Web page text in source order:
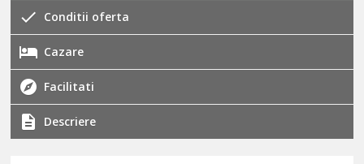
Conditii oferta
Cazare
Facilitati
Descriere